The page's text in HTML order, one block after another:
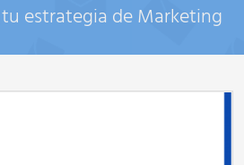
estrategia de Marketing